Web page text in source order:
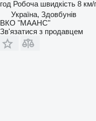
год Робоча швидкість 8 км/
Україна, Здовбунів
ВКО "МААНС"
Зв'язатися з продавцем